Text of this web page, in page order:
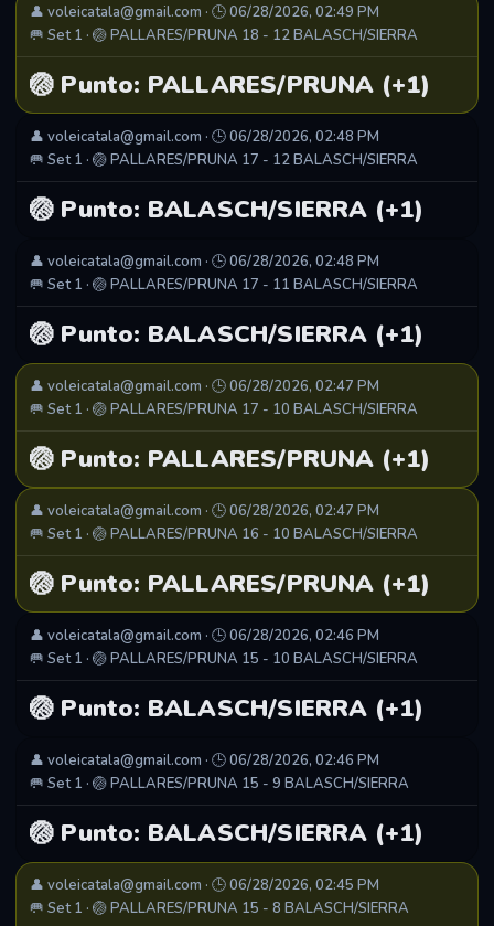
👤 voleicatala@gmail.com · 🕒 06/28/2026, 02:49 PM
🥅 Set 1 · 🏐 PALLARES/PRUNA 18 - 12 BALASCH/SIERRA
🏐 Punto: PALLARES/PRUNA (+1)
👤 voleicatala@gmail.com · 🕒 06/28/2026, 02:48 PM
🥅 Set 1 · 🏐 PALLARES/PRUNA 17 - 12 BALASCH/SIERRA
🏐 Punto: BALASCH/SIERRA (+1)
👤 voleicatala@gmail.com · 🕒 06/28/2026, 02:48 PM
🥅 Set 1 · 🏐 PALLARES/PRUNA 17 - 11 BALASCH/SIERRA
🏐 Punto: BALASCH/SIERRA (+1)
👤 voleicatala@gmail.com · 🕒 06/28/2026, 02:47 PM
🥅 Set 1 · 🏐 PALLARES/PRUNA 17 - 10 BALASCH/SIERRA
🏐 Punto: PALLARES/PRUNA (+1)
👤 voleicatala@gmail.com · 🕒 06/28/2026, 02:47 PM
🥅 Set 1 · 🏐 PALLARES/PRUNA 16 - 10 BALASCH/SIERRA
🏐 Punto: PALLARES/PRUNA (+1)
👤 voleicatala@gmail.com · 🕒 06/28/2026, 02:46 PM
🥅 Set 1 · 🏐 PALLARES/PRUNA 15 - 10 BALASCH/SIERRA
🏐 Punto: BALASCH/SIERRA (+1)
👤 voleicatala@gmail.com · 🕒 06/28/2026, 02:46 PM
🥅 Set 1 · 🏐 PALLARES/PRUNA 15 - 9 BALASCH/SIERRA
🏐 Punto: BALASCH/SIERRA (+1)
👤 voleicatala@gmail.com · 🕒 06/28/2026, 02:45 PM
🥅 Set 1 · 🏐 PALLARES/PRUNA 15 - 8 BALASCH/SIERRA